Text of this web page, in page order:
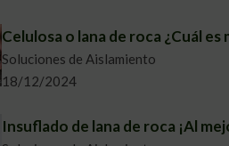
Celulosa o lana de roca ¿Cuál es
Soluciones de Aislamiento
18/12/2024
Insuflado de lana de roca ¡Al